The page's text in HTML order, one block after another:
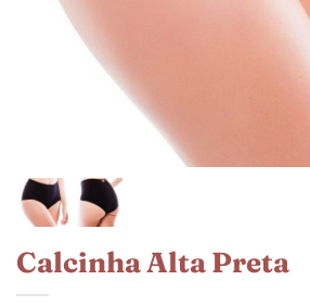
Calcinha Alta Preta